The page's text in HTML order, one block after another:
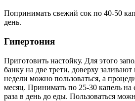
Попринимать свежий сок по 40-50
день.
Гипертония
Приготовить настойку. Для этого
банку на две трети, доверху
недели можно пользоваться, а
месяц. Принимать по 25-30 капель на
раза в день до еды. Пользоваться